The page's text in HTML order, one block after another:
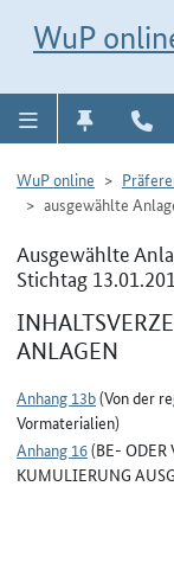
WuP
WuP online
ausgewählte
Ausgewählte
Stichtag
ANLAGEN
Anhang 13b(Von der
Vormaterialien)
Anhang 16(BE- ODER
KUMULIERUNG